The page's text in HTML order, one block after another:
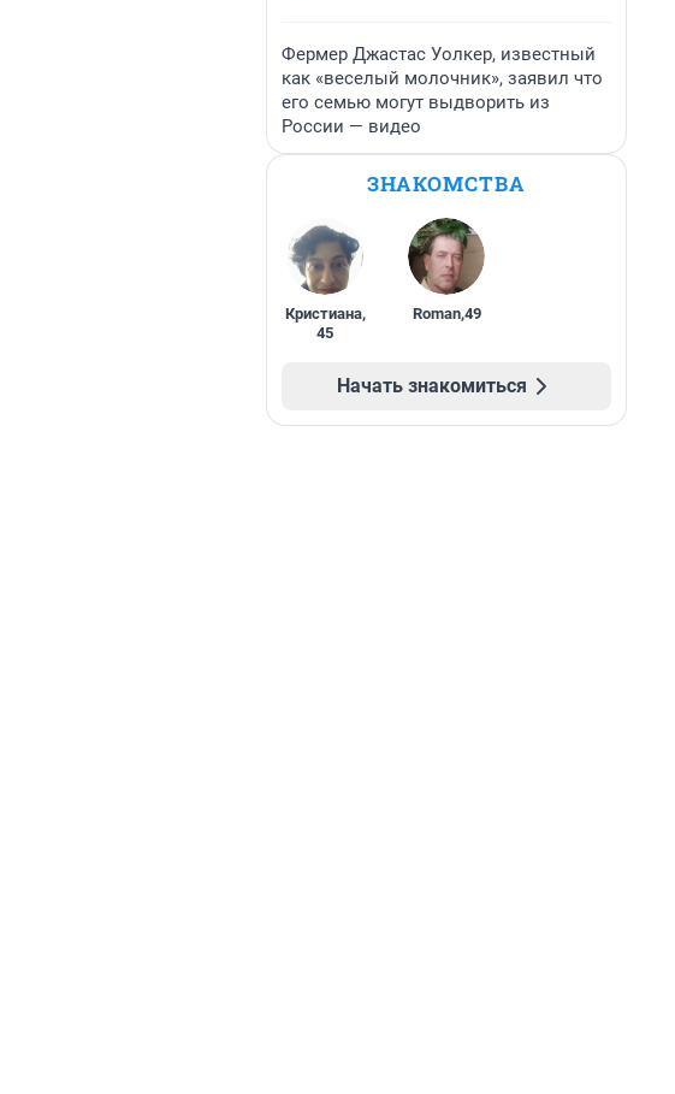
Фермер Джастас Уолкер, известный
как «веселый молочник», заявил что
его семью могут выдворить из
России — видео
ЗНАКОМСТВА
Кристиана,
45
Roman,49
Начать знакомиться